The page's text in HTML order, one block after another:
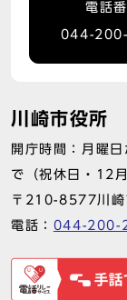
電話
044-
川崎市役所
開庁時間：月曜
で（祝休日・12
〒210-8577川崎
電話： 044-200-